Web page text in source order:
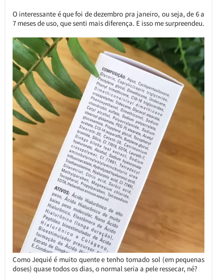
O interessante é que foi de dezembro pra janeiro, ou seja, de 6 a
7 meses de uso, que senti mais diferença. E isso me surpreendeu.
Como Jequié é muito quente e tenho tomado sol (em pequenas
doses) quase todos os dias, o normal seria a pele ressecar, né?